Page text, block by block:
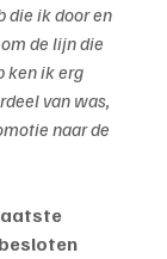
die ik door en
de lijn die
ken ik erg
van was,
naar de